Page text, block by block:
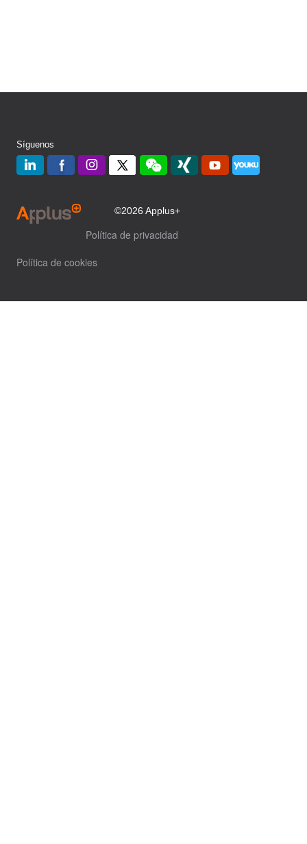
Síguenos
©2026 Applus+
Política de privacidad
Política de cookies